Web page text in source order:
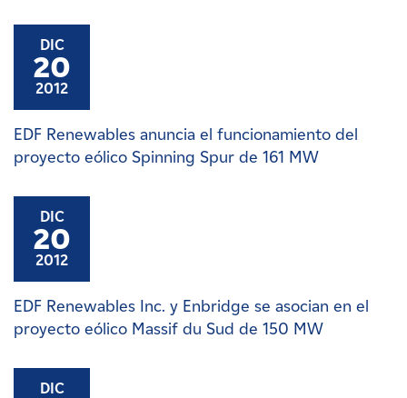
Afiliados
DIC
20
2012
EDF Renewables anuncia el funcionamiento del
proyecto eólico Spinning Spur de 161 MW
DIC
20
2012
EDF Renewables Inc. y Enbridge se asocian en el
proyecto eólico Massif du Sud de 150 MW
DIC